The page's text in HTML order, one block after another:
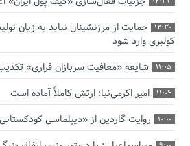
12:30
حمایت از مرزنشینان نباید به زیان
کولبری وارد شود
11:05 شایعه «معافیت سربازان فراری»
11:04 امیر اکرمی‌نیا: ارتش کاملاً آماده است
10:00 روایت گاردین از «دیپلماسی